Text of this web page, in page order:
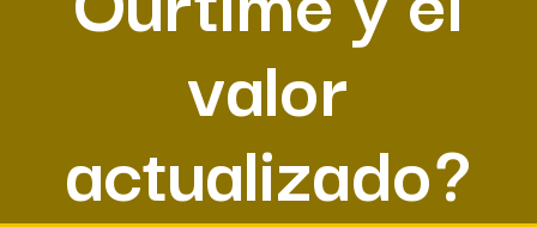
valor
actualizado?